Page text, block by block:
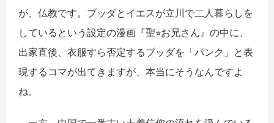
が、仏教です。ブッダとイエスが立川で二人暮らしを
しているという設定の漫画『聖⭐︎お兄さん』の中に、
出家直後、衣服すら否定するブッダを「パンク」と表
現するコマが出てきますが、本当にそうなんですよ
ね。